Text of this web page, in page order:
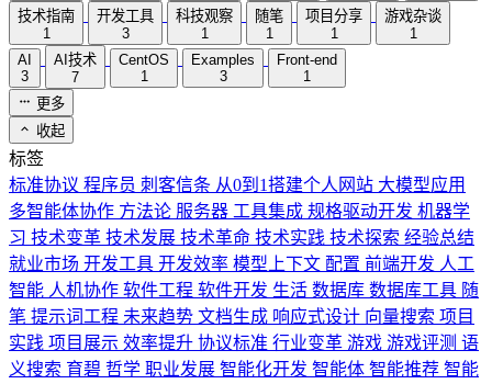
技术指南
1
开发工具
3
科技观察
1
随笔
1
项目分享
1
游戏杂谈
1
AI
3
AI技术
7
CentOS
1
Examples
3
Front-end
1
更多
收起
标签
标准协议 程序员 刺客信条 从0到1搭建个人网站 大模型应用
多智能体协作 方法论 服务器 工具集成 规格驱动开发 机器学
习 技术变革 技术发展 技术革命 技术实践 技术探索 经验总结
就业市场 开发工具 开发效率 模型上下文 配置 前端开发 人工
智能 人机协作 软件工程 软件开发 生活 数据库 数据库工具 随
笔 提示词工程 未来趋势 文档生成 响应式设计 向量搜索 项目
实践 项目展示 效率提升 协议标准 行业变革 游戏 游戏评测 语
义搜索 育碧 哲学 职业发展 智能化开发 智能体 智能推荐 智能